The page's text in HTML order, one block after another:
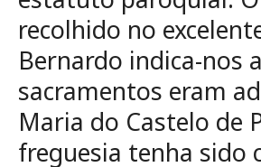
recolhido no
Bernardo indica-nos
sacramentos eram
Maria do Castelo de
freguesia tenha sido